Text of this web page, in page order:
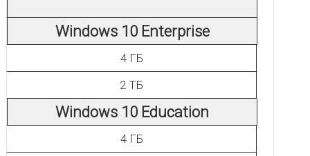
Windows 10 Enterprise
4 ГБ
2 ТБ
Windows 10 Education
4 ГБ